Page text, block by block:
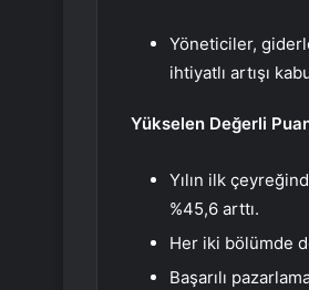
Yöneticiler,
ihtiyatlı artışı
Yükselen Değerli
Yılın ilk
%45,6 arttı.
Her iki bölümde
Başarılı